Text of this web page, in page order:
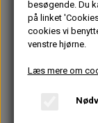
PROJEKTER
TEKNISK
besøgende. Du
på linket
cookies vi
venstre hjørne.
Læs mere om